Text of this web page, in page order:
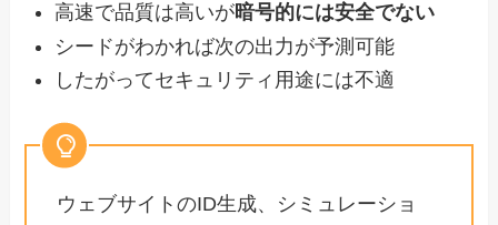
高速で品質は高いが暗号的には安全でない
シードがわかれば次の出力が予測可能
したがってセキュリティ用途には不適
ウェブサイトのID生成、シミュレーショ